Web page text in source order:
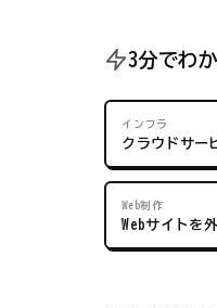
3分でわ
インフラ
クラウドサー
Web制作
Webサイトを